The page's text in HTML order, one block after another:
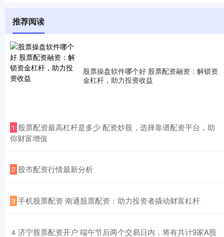
推荐阅读
股票操盘软件哪个好 股票配资融资：解锁资
金杠杆，助力投资收益
1 ​股票配资最高杠杆是多少 配资炒股，选择靠谱配资平台，助
你财富增值
2 ​股市配资行情最新分析
3 ​手机股票配资 南通股票配资：助力投资者撬动财富杠杆
4 ​济宁股票配资开户 端午节后两个交易日内，将有共计9家A股